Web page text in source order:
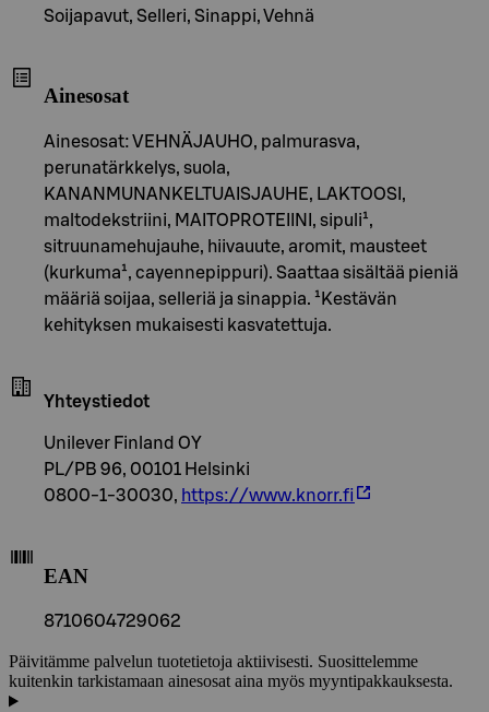
Soijapavut, Selleri, Sinappi, Vehnä
Ainesosat
Ainesosat: VEHNÄJAUHO, palmurasva,
perunatärkkelys, suola,
KANANMUNANKELTUAISJAUHE, LAKTOOSI,
maltodekstriini, MAITOPROTEIINI, sipuli¹,
sitruunamehujauhe, hiivauute, aromit, mausteet
(kurkuma¹, cayennepippuri). Saattaa sisältää pieniä
määriä soijaa, selleriä ja sinappia. ¹Kestävän
kehityksen mukaisesti kasvatettuja.
Yhteystiedot
Unilever Finland OY
PL/PB 96, 00101 Helsinki
0800-1-30030, https://www.knorr.fi
EAN
8710604729062
Päivitämme palvelun tuotetietoja aktiivisesti. Suosittelemme
kuitenkin tarkistamaan ainesosat aina myös myyntipakkauksesta.